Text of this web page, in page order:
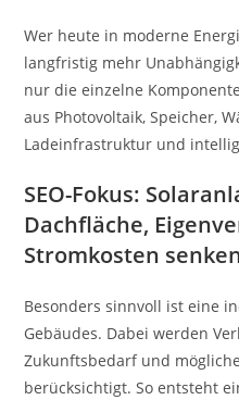
Wer heute in moderne
langfristig mehr
nur die einzelne
aus Photovoltaik, Speicher,
Ladeinfrastruktur und
SEO-Fokus:
Dachfläche,
Stromkosten
Besonders sinnvoll ist eine
Gebäudes. Dabei werden
Zukunftsbedarf und
berücksichtigt. So entsteht